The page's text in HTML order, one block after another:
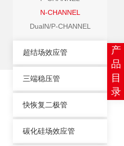
N-CHANNEL
DualN/P-CHANNEL
超结场效应管
三端稳压管
快恢复二极管
碳化硅场效应管
产
品
目
录